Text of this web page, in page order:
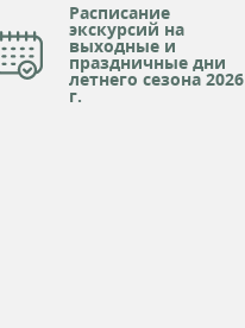
Расписание
экскурсий на
выходные и
праздничные дни
летнего сезона 2026
г.